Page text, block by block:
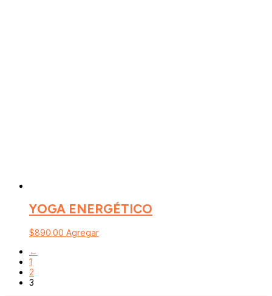
YOGA ENERGÉTICO
$890.00 Agregar
←
1
2
3